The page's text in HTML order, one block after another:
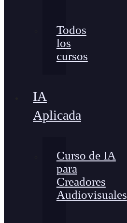
Todos
los
cursos
IA
Aplicada
Curso de IA
para
Creadores
Audiovisuales